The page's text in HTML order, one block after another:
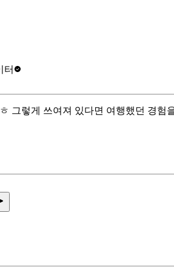
터
그렇게 쓰여져 있다면 여행했던 경험